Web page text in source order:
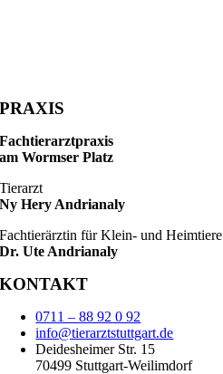
PRAXIS
Fachtierarztpraxis
am Wormser Platz
Tierarzt
Ny Hery Andrianaly
Fachtierärztin für Klein- und Heimtiere
Dr. Ute Andrianaly
KONTAKT
0711 – 88 92 0 92
info@tierarztstuttgart.de
Deidesheimer Str. 15
70499 Stuttgart-Weilimdorf